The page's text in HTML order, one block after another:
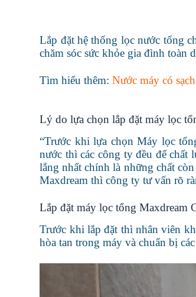
Lắp đặt hệ thống lọc nước tổng
chăm sóc sức khỏe gia đình toàn
Tìm hiểu thêm:Nước máy có
Lý do lựa chọn lắp đặt máy lọc
“Trước khi lựa chọn Máy lọc
nước thì các công ty đều để chất
lắng nhất chính là những chất
Maxdream thì công ty tư vấn rõ
Lắp đặt máy lọc tổng Maxdream
Trước khi lắp đặt thì nhân viên
hòa tan trong máy và chuẩn bị